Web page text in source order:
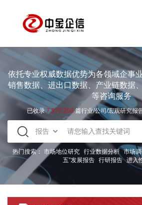
依托专业权威数据优势为各领域企事
销售数据、进出口数据、产业链数据
等咨询服务
已收录7.973.258篇行业/公司/宏观研究报
热门搜索： 市场地位研究 行业数据分析 市场
五”发展报告 行研报告 进入